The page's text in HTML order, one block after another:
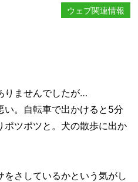
ウェブ関連情報
りませんでしたが…
い。自転車で出かけると5分
ポツポツと。犬の散歩に出か
さしているかという気がし